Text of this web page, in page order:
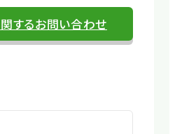
するお問い合わせ